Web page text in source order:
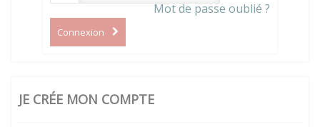
Mot de passe oublié ?
Connexion
JE CRÉE MON COMPTE